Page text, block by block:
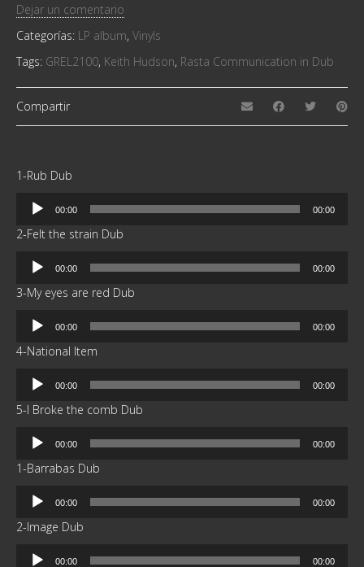
Dejar un comentario
Categorías: LP album, Vinyls
Tags: GREL2100, Keith Hudson, Rasta Communication in Dub
Compartir
1-Rub Dub
Reproductor
audio
00:00 00:00
2-Felt the strain Dub
Reproductor
audio
00:00 00:00
3-My eyes are red Dub
Reproductor
audio
00:00 00:00
4-National Item
Reproductor
audio
00:00 00:00
5-I Broke the comb Dub
Reproductor
audio
00:00 00:00
1-Barrabas Dub
Reproductor
audio
00:00 00:00
2-Image Dub
Reproductor
00:00 00:00